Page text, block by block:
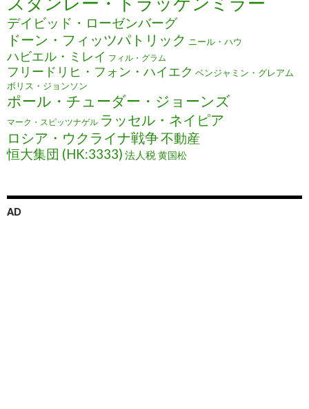
デイビッド・ローゼンバーグ
ドーン・フィッツパトリック ニール・ハウ
ハビエル・ミレイ フィル・グラム
フリードリヒ・フォン・ハイエク ベンジャミン・グレアム
ボリス・ジョンソン
ポール・チューダー・ジョーンズ
マーク・スピッツナゲル ラッセル・ネイピア
ロシア・ウクライナ戦争不動産
恒大集団 (HK:3333) 法人税黄国松
AD